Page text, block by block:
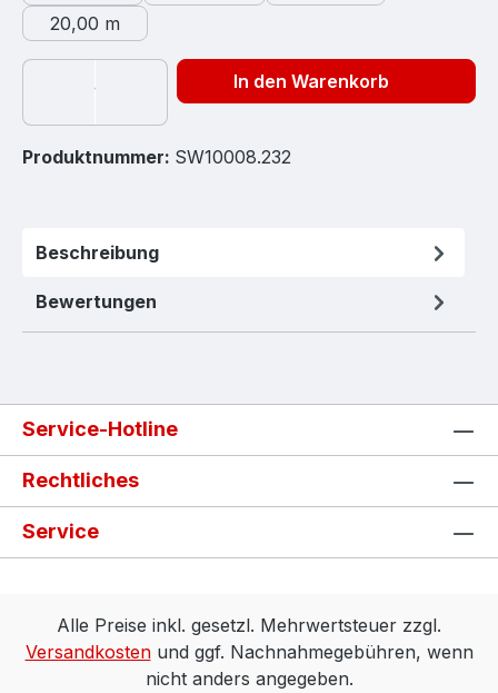
20,00 m
In den Warenkorb
Produktnummer: SW10008.232
Beschreibung
Bewertungen
Service-Hotline
Rechtliches
Service
Alle Preise inkl. gesetzl. Mehrwertsteuer zzgl.
Versandkostenund ggf. Nachnahmegebühren, wenn
nicht anders angegeben.